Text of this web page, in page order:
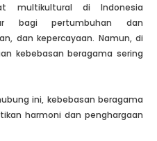
multikultural di Indonesia
bagi pertumbuhan dan
dan kepercayaan. Namun, di
kebebasan beragama sering
ini, kebebasan beragama
harmoni dan penghargaan